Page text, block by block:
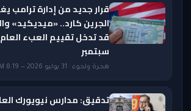
قرار جديد من إدارة ترامب
الجرين كارد.. «ميديكيد»
سبتمبر
هجرة ولجوء · 31 يوليو 2026 — 8:19 AM
تدقيق: مدارس نيويورك